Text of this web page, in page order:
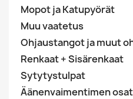
Mopot ja Katupyörät
Muu vaatetus
Ohjaustangot ja muut
Renkaat + Sisärenkaat
Sytytystulpat
Äänenvaimentimen osat